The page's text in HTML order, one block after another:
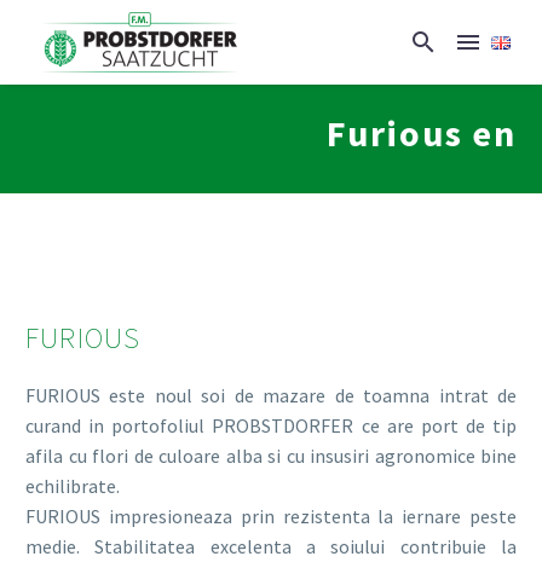
Furious en
FURIOUS
FURIOUS este noul soi de mazare de toamna intrat de
curand in portofoliul PROBSTDORFER ce are port de tip
afila cu flori de culoare alba si cu insusiri agronomice bine
echilibrate.
FURIOUS impresioneaza prin rezistenta la iernare peste
medie. Stabilitatea excelenta a soiului contribuie la